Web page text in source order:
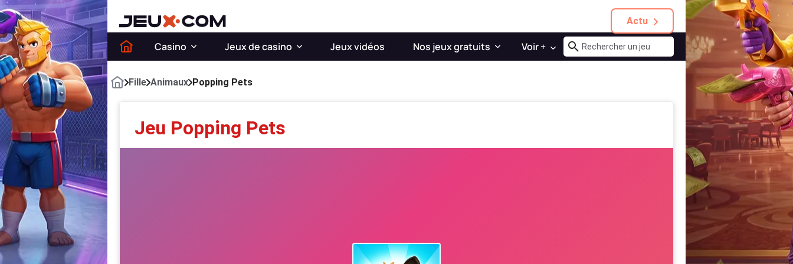
Actu
Casino Jeux de casino Jeux vidéos Nos jeux gratuits Voir +
Fille Animaux Popping Pets
Jeu Popping Pets